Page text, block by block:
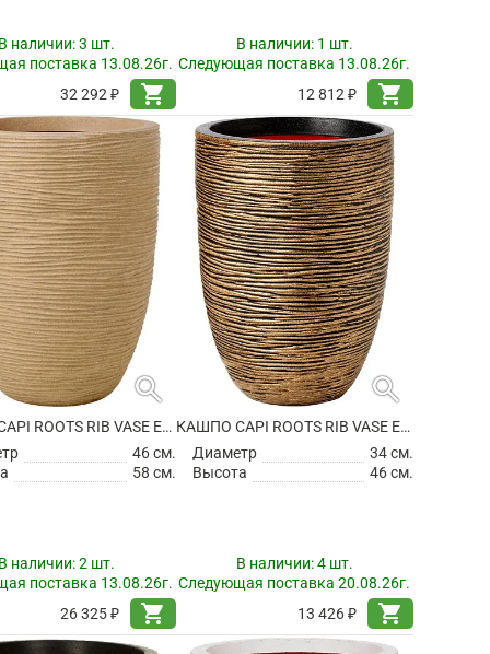
наличии:3 шт.
поставка 13.08.26г.
32 292 ₽
shopping_cart
В наличии: 1 шт.
Следующая поставка 13.08.26г.
12 812 ₽
shopping_cart
search
КАШПО CAPI ROOTS RIB VASE ELEGANT LOW BEIGE
46 см.
58 см.
наличии:2 шт.
поставка 13.08.26г.
26 325 ₽
shopping_cart
search
КАШПО CAPI ROOTS RIB VASE ELEGANT LOW BLACK GOLD
Диаметр
34 см.
Высота
46 см.
В наличии:4 шт.
Следующая поставка 20.08.26г.
13 426 ₽
shopping_cart